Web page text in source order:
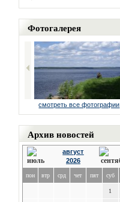
Фотогалерея
смотреть все фотографии
Архив новостей
август
2026
пон втр срд чет пят суб
1